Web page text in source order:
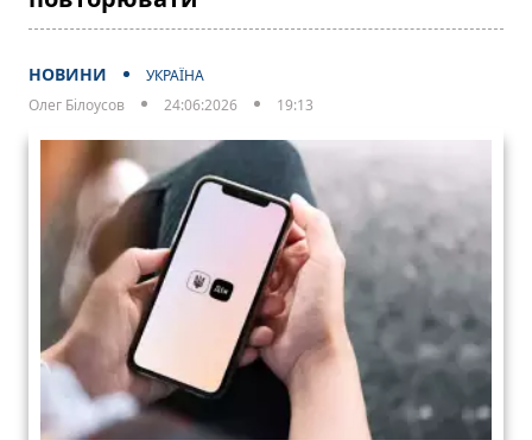
НОВИНИ
УКРАЇНА
Олег Білоусов
24:06:2026 19:13